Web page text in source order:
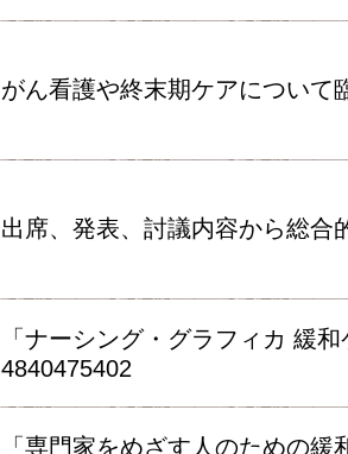
がん看護や終末期ケアについて
出席、発表、討議内容から総合
「ナーシング・グラフィカ 緩
4840475402
「専門家をめざす人のための